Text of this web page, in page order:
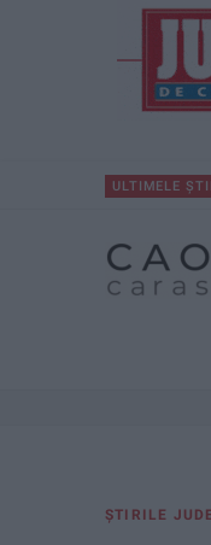
ULTIMELE
ŞTIRILE